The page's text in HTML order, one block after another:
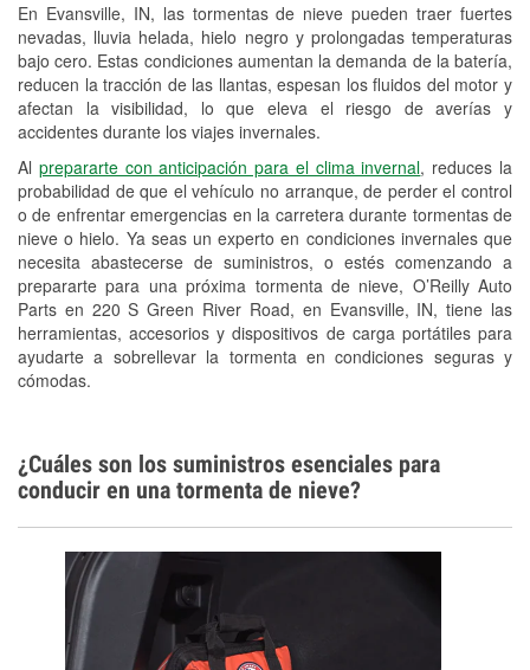
En Evansville, IN, las tormentas de nieve pueden traer fuertes
nevadas, lluvia helada, hielo negro y prolongadas temperaturas
bajo cero. Estas condiciones aumentan la demanda de la batería,
reducen la tracción de las llantas, espesan los fluidos del motor y
afectan la visibilidad, lo que eleva el riesgo de averías y
accidentes durante los viajes invernales.
Al prepararte con anticipación para el clima invernal, reduces la
probabilidad de que el vehículo no arranque, de perder el control
o de enfrentar emergencias en la carretera durante tormentas de
nieve o hielo. Ya seas un experto en condiciones invernales que
necesita abastecerse de suministros, o estés comenzando a
prepararte para una próxima tormenta de nieve, O’Reilly Auto
Parts en 220 S Green River Road, en Evansville, IN, tiene las
herramientas, accesorios y dispositivos de carga portátiles para
ayudarte a sobrellevar la tormenta en condiciones seguras y
cómodas.
Programa de Préstamo de
Herramientas
Rectificación de tambores y discos de
freno
Snowstorm Supplies
Tornado Supplies
Conoce más
Idiomas adicionales
Español
¿Cuáles son los suministros esenciales para
conducir en una tormenta de nieve?